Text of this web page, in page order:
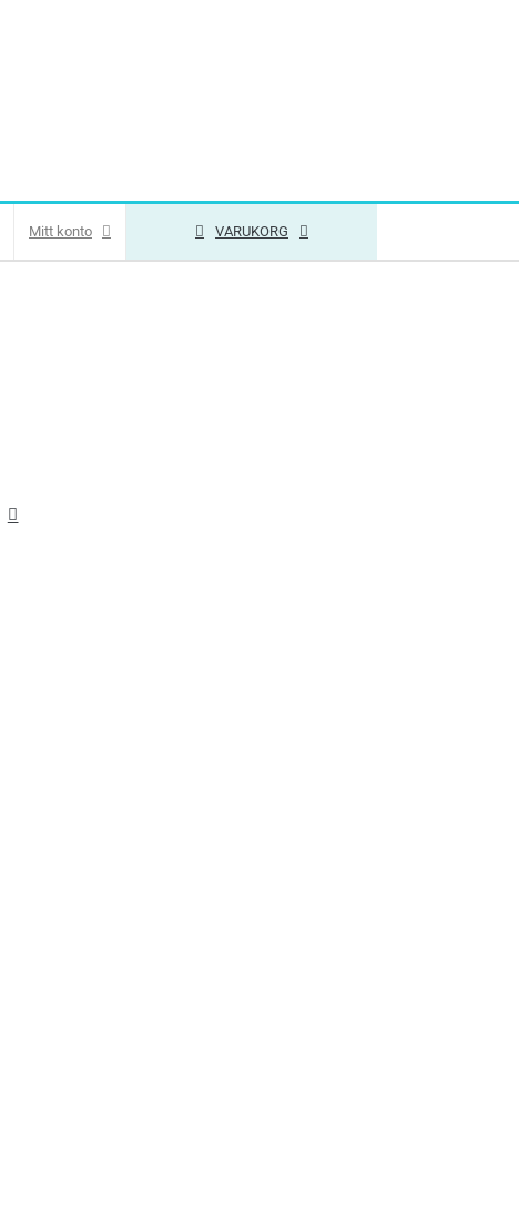
Mitt konto VARUKORG